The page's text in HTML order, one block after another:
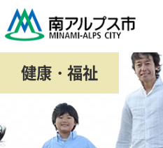
健康・福祉